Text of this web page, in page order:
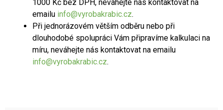
1000 Kč bez DPH, neváhejte nás kontaktovat na
emailu info@vyrobakrabic.cz.
Při jednorázovém větším odběru nebo při
dlouhodobé spolupráci Vám připravíme kalkulaci na
míru, neváhejte nás kontaktovat na emailu
info@vyrobakrabic.cz.